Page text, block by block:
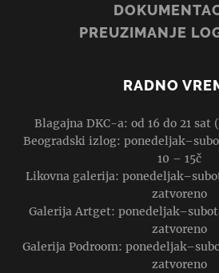
PREUZIMANJE
RADNO
Blagajna DKC-a: od 16 do 21 sat
Beogradski izlog:
10 – 15č
Likovna galerija:
zatvoreno
Galerija Artget:
zatvoreno
Galerija Podroom:
zatvoreno